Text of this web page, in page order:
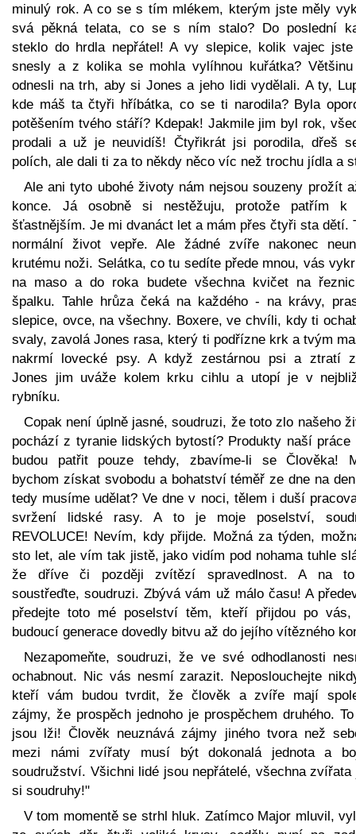
minulý rok. A co se s tím mlékem, kterým jste měly
svá pěkná telata, co se s ním stalo? Do poslední
steklo do hrdla nepřátel! A vy slepice, kolik vajec
snesly a z kolika se mohla vylíhnou kuřátka?
odnesli na trh, aby si Jones a jeho lidi vydělali. A ty,
kde máš ta čtyři hříbátka, co se ti narodila? Byla
potěšením tvého stáří? Kdepak! Jakmile jim byl rok,
prodali a už je neuvidíš! Čtyřikrát jsi porodila, dřeš
polích, ale dali ti za to někdy něco víc než trochu jídla a
Ale ani tyto ubohé životy nám nejsou souzeny prožít
konce. Já osobně si nestěžuju, protože patřím k
šťastnějším. Je mi dvanáct let a mám přes čtyři sta dětí.
normální život vepře. Ale žádné zvíře nakonec
krutému noži. Selátka, co tu sedíte přede mnou, vás
na maso a do roka budete všechna kvičet na
špalku. Tahle hrůza čeká na každého - na krávy,
slepice, ovce, na všechny. Boxere, ve chvíli, kdy ti
svaly, zavolá Jones rasa, který ti podřízne krk a tvým
nakrmí lovecké psy. A když zestárnou psi a ztratí
Jones jim uváže kolem krku cihlu a utopí je v
rybníku.
Copak není úplně jasné, soudruzi, že toto zlo našeho
pochází z tyranie lidských bytostí? Produkty naší práce
budou patřit pouze tehdy, zbavíme-li se Člověka!
bychom získat svobodu a bohatství téměř ze dne na
tedy musíme udělat? Ve dne v noci, tělem i duší
svržení lidské rasy. A to je moje poselství,
REVOLUCE! Nevím, kdy přijde. Možná za týden,
sto let, ale vím tak jistě, jako vidím pod nohama tuhle
že dříve či později zvítězí spravedlnost. A na
soustřeďte, soudruzi. Zbývá vám už málo času! A
předejte toto mé poselství těm, kteří přijdou po vás,
budoucí generace dovedly bitvu až do jejího vítězného
Nezapomeňte, soudruzi, že ve své odhodlanosti
ochabnout. Nic vás nesmí zarazit. Neposlouchejte
kteří vám budou tvrdit, že člověk a zvíře mají
zájmy, že prospěch jednoho je prospěchem druhého.
jsou lži! Člověk neuznává zájmy jiného tvora než
mezi námi zvířaty musí být dokonalá jednota a
soudružství. Všichni lidé jsou nepřátelé, všechna zvířata
si soudruhy!"
V tom momentě se strhl hluk. Zatímco Major mluvil,